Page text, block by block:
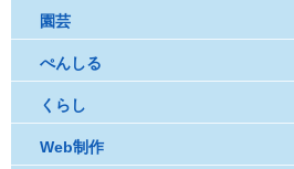
園芸
ぺんしる
くらし
Web制作